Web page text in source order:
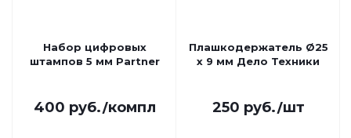
Набор цифровых
штампов 5 мм Partner
400 руб./компл
Плашкодержатель Ø25
х 9 мм Дело Техники
250 руб./шт